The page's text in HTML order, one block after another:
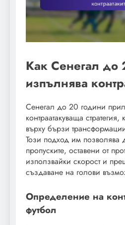
Как Сенегал до
изпълнява
Сенегал до 20 години
контраатакуваща
върху бързи
Този подход им позволява
пропуските, оставени от
използвайки скорост и
създаване на голови
Определение на
футбол